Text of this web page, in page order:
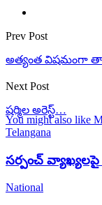
Prev Post
అత్యంత విషమంగా
Next Post
షర్మిల అరెస్ట్…
You might also like
Telangana
సర్పంచ్ వ్యాఖ్యలపై
National